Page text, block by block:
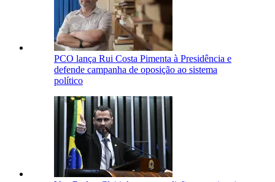
PCO lança Rui Costa Pimenta à Presidência e
defende campanha de oposição ao sistema
político